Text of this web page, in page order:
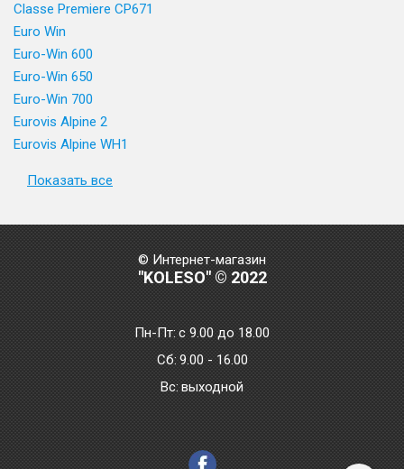
Classe Premiere CP671
Euro Win
Euro-Win 600
Euro-Win 650
Euro-Win 700
Eurovis Alpine 2
Eurovis Alpine WH1
Показать все
© Интернет-магазин
"KOLESO" © 2022
Пн-Пт:с 9.00 до 18.00
Сб: 9.00 - 16.00
Bc: выходной